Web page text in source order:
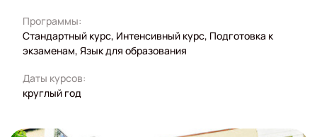
Программы:
Стандартный курс, Интенсивный курс, Подготовка к
экзаменам, Язык для образования
Даты курсов:
круглый год